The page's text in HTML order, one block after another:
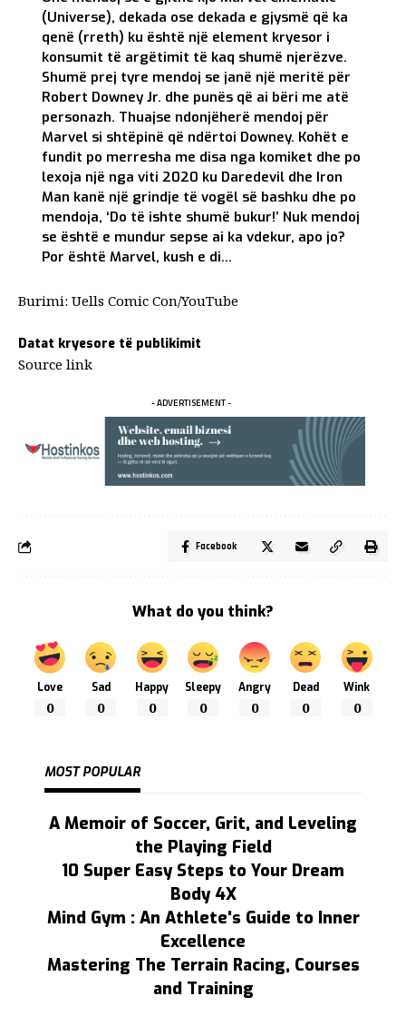
(Universe), dekada ose dekada e gjysmë që ka
qenë (rreth) ku është një element kryesor i
konsumit të argëtimit të kaq shumë njerëzve.
Shumë prej tyre mendoj se janë një meritë për
Robert Downey Jr. dhe punës që ai bëri me atë
personazh. Thuajse ndonjëherë mendoj për
Marvel si shtëpinë që ndërtoi Downey. Kohët e
fundit po merresha me disa nga komiket dhe po
lexoja një nga viti 2020 ku Daredevil dhe Iron
Man kanë një grindje të vogël së bashku dhe po
mendoja, ‘Do të ishte shumë bukur!’ Nuk mendoj
se është e mundur sepse ai ka vdekur, apo jo?
Por është Marvel, kush e di…
Burimi: Uells Comic Con/YouTube
Datat kryesore të publikimit
Source link
- ADVERTISEMENT -
Facebook
What do you think?
Love
0
Sad
0
Happy
0
Sleepy
0
Angry
0
Dead
0
Wink
0
MOST POPULAR
A Memoir of Soccer, Grit, and Leveling
the Playing Field
10 Super Easy Steps to Your Dream
Body 4X
Mind Gym : An Athlete's Guide to Inner
Excellence
Mastering The Terrain Racing, Courses
and Training